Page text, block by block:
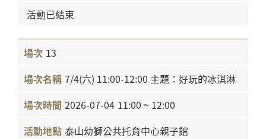
活動已結束
13
7/4(六) 11:00-12:00 主題：好玩的冰淇淋
2026-07-04 11:00 ~ 12:00
泰山幼獅公共托育中心親子館